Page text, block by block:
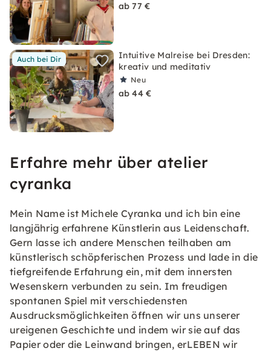
ab 77 €
Auch bei Dir
Intuitive Malreise bei Dresden:
kreativ und meditativ
Neu
ab 44 €
Erfahre mehr über atelier
cyranka
Mein Name ist Michele Cyranka und ich bin eine
langjährig erfahrene Künstlerin aus Leidenschaft.
Gern lasse ich andere Menschen teilhaben am
künstlerisch schöpferischen Prozess und lade in die
tiefgreifende Erfahrung ein, mit dem innersten
Wesenskern verbunden zu sein. Im freudigen
spontanen Spiel mit verschiedensten
Ausdrucksmöglichkeiten öffnen wir uns unserer
ureigenen Geschichte und indem wir sie auf das
Papier oder die Leinwand bringen, erLEBEN wir